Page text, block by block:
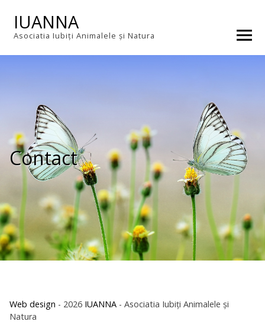
content
IUANNA
Asociatia Iubiți Animalele și Natura
Contact
Web design - 2026 IUANNA - Asociatia Iubiți Animalele și
Natura